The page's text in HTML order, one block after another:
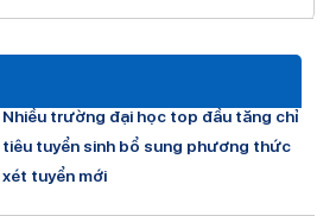
Nhiều trường đại học top đầu tăng chỉ
tiêu tuyển sinh bổ sung phương thức
xét tuyển mới